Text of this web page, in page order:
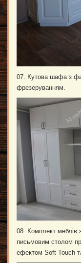
07. Кутова шафа з
фрезеруванням.
08. Комплект меблів
письмовим столом
ефектом Soft Touch